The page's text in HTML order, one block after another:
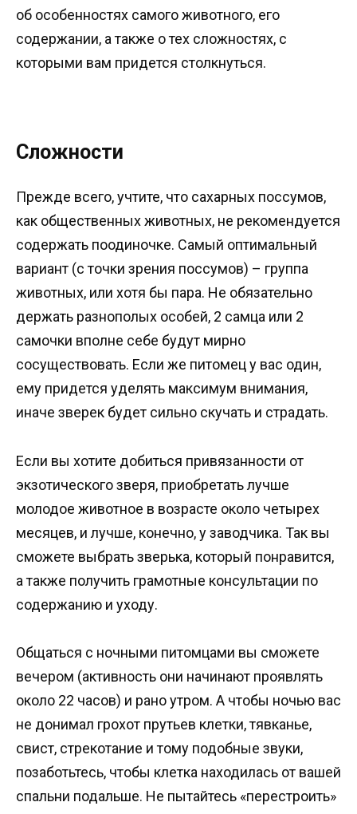
об особенностях самого животного, его
содержании, а также о тех сложностях, с
которыми вам придется столкнуться.
Сложности
Прежде всего, учтите, что сахарных поссумов,
как общественных животных, не рекомендуется
содержать поодиночке. Самый оптимальный
вариант (с точки зрения поссумов) – группа
животных, или хотя бы пара. Не обязательно
держать разнополых особей, 2 самца или 2
самочки вполне себе будут мирно
сосуществовать. Если же питомец у вас один,
ему придется уделять максимум внимания,
иначе зверек будет сильно скучать и страдать.
Если вы хотите добиться привязанности от
экзотического зверя, приобретать лучше
молодое животное в возрасте около четырех
месяцев, и лучше, конечно, у заводчика. Так вы
сможете выбрать зверька, который понравится,
а также получить грамотные консультации по
содержанию и уходу.
Общаться с ночными питомцами вы сможете
вечером (активность они начинают проявлять
около 22 часов) и рано утром. А чтобы ночью вас
не донимал грохот прутьев клетки, тявканье,
свист, стрекотание и тому подобные звуки,
позаботьтесь, чтобы клетка находилась от вашей
спальни подальше. Не пытайтесь «перестроить»